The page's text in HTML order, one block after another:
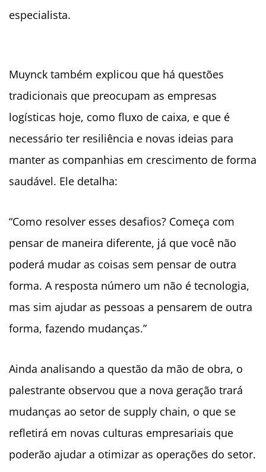
especialista.
Muynck também explicou que há questões
tradicionais que preocupam as empresas
logísticas hoje, como fluxo de caixa, e que é
necessário ter resiliência e novas ideias para
manter as companhias em crescimento de forma
saudável. Ele detalha:
“Como resolver esses desafios? Começa com
pensar de maneira diferente, já que você não
poderá mudar as coisas sem pensar de outra
forma. A resposta número um não é tecnologia,
mas sim ajudar as pessoas a pensarem de outra
forma, fazendo mudanças.”
Ainda analisando a questão da mão de obra, o
palestrante observou que a nova geração trará
mudanças ao setor de supply chain, o que se
refletirá em novas culturas empresariais que
poderão ajudar a otimizar as operações do setor.